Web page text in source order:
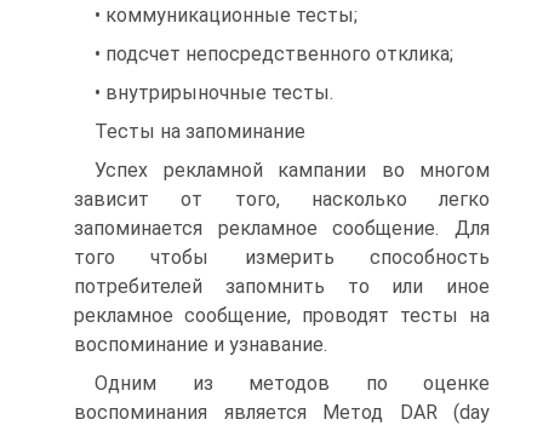
• коммуникационные тесты;
• подсчет непосредственного отклика;
• внутрирыночные тесты.
Тесты на запоминание
Успех рекламной кампании во многом
зависит от того, насколько легко
запоминается рекламное сообщение. Для
того чтобы измерить способность
потребителей запомнить то или иное
рекламное сообщение, проводят тесты на
воспоминание и узнавание.
Одним из методов по оценке
воспоминания является Метод DAR (day